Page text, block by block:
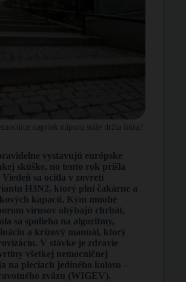
napriek náporu stále držia líniu?
vystavujú európske
skúške, no tento rok prišla
sa ocitla v zovretí
H3N2, ktorý plní čakárne a
kapacít. Kým mnohé
vírusov ohýbajú chrbát,
sa spolieha na algoritmy,
a krízový manuál, ktorý
V stávke je zdravie
všetkej nemocničnej
na pleciach jediného kolosu –
zväzu (WIGEV).